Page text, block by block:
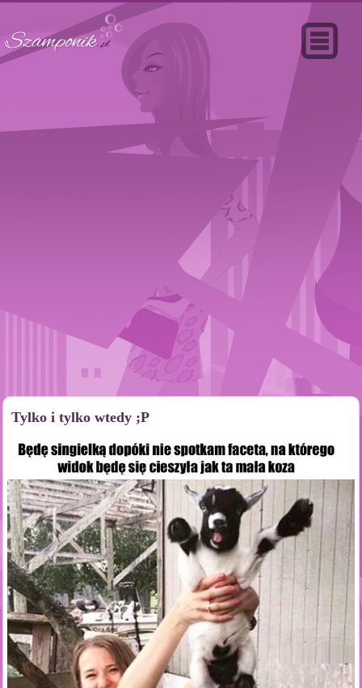
Tylko i tylko wtedy ;P